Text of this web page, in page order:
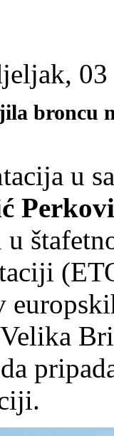
broncu
u
u